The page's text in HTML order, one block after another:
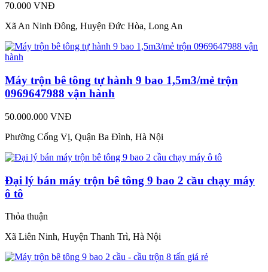
70.000 VNĐ
Xã An Ninh Đông, Huyện Đức Hòa, Long An
Máy trộn bê tông tự hành 9 bao 1,5m3/mẻ trộn
0969647988 vận hành
50.000.000 VNĐ
Phường Cống Vị, Quận Ba Đình, Hà Nội
Đại lý bán máy trộn bê tông 9 bao 2 cầu chạy máy
ô tô
Thỏa thuận
Xã Liên Ninh, Huyện Thanh Trì, Hà Nội